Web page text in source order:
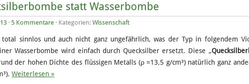
statt Wasserbombe
· 5 Kommentare · Kategorien: Wissenschaft
total sinnlos und auch nicht ganz ungefährlich, was der Typ in folgendem
Wasserbombe wird einfach durch Quecksilber ersetzt. Diese „
der hohen Dichte des flüssigen Metalls (ρ =13,5 g/cm³) natürlich ganz
Weiterlesen »